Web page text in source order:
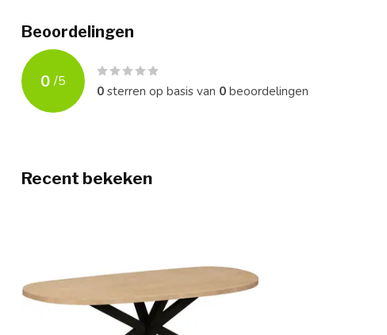
Beoordelingen
0 /5
0sterren op basis van 0beoordelingen
Recent bekeken